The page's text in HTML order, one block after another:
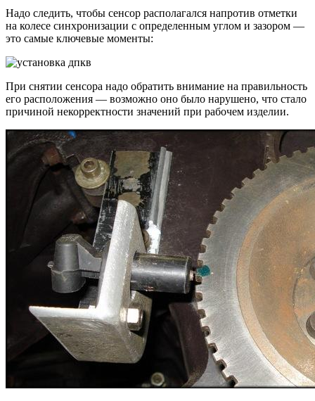
Надо следить, чтобы сенсор располагался напротив отметки
на колесе синхронизации с определенным углом и зазором —
это самые ключевые моменты:
При снятии сенсора надо обратить внимание на правильность
его расположения — возможно оно было нарушено, что стало
причиной некорректности значений при рабочем изделии.